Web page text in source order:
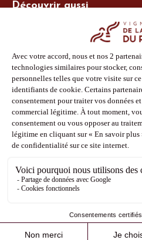
Découvrir aussi
Espace adhérent
Espace presse
Phototèque
Suivez-nous
Facebook
Instagram
Pinterest
Youtube
Mentions légales